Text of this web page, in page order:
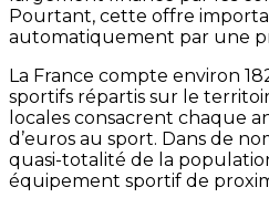
Pourtant, cette offre
automatiquement par une
La France compte environ
sportifs répartis sur le
locales consacrent chaque
d’euros au sport. Dans de
quasi-totalité de la
équipement sportif de